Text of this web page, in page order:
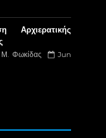
Αρχιερατικής
Μ. Φωκίδας
Jun